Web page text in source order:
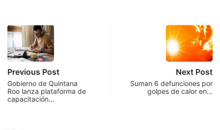
Previous Post
Gobierno de Quintana
Roo lanza plataforma de
capacitación…
Next Post
Suman 6 defunciones por
golpes de calor en…